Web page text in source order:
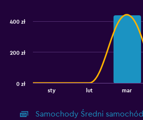
displaying
sty lut mar
0 zł
200 zł
400 zł
Samochody Średni samochód